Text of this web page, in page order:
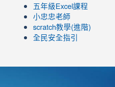
五年級Excel課程
小忠忠老師
scratch教學(進階)
全民安全指引